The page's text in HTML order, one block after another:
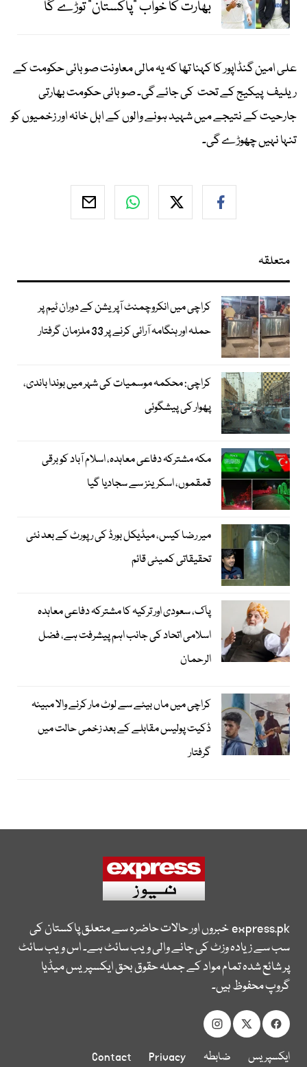
بھارت کا خواب "پاکستان" توڑے گا
علی امین گنڈاپور کا کہنا تھا کہ یہ مالی معاونت صوبائی حکومت کے
ریلیف پیکیج کے تحت کی جائے گی۔ صوبائی حکومت بھارتی
جارحیت کے نتیجے میں شہید ہونے والوں کے اہل خانہ اور زخمیوں کو
تنہا نہیں چھوڑے گی۔
متعلقہ
کراچی میں انکروچمنٹ آپریشن کے دوران ٹیم پر
حملہ اور ہنگامہ آرائی کرنے پر 33 ملزمان گرفتار
کراچی: محکمہ موسمیات کی شہر میں بوندا باندی،
پھوار کی پیشگوئی
مکہ مشترکہ دفاعی معاہدہ، اسلام آباد کو برقی
قمقموں، اسکرینز سے سجادیا گیا
میر رضا کیس، میڈیکل بورڈ کی رپورٹ کے بعد نئی
تحقیقاتی کمیٹی قائم
پاک، سعودی اور ترکیہ کا مشترکہ دفاعی معاہدہ
اسلامی اتحاد کی جانب اہم پیشرفت ہے، فضل
الرحمان
کراچی میں ماں بیٹے سے لوٹ مار کرنے والا مبینہ
ڈکیت پولیس مقابلے کے بعد زخمی حالت میں
گرفتار
express.pkخبروں اور حالات حاضرہ سے متعلق پاکستان کی
سب سے زیادہ وزٹ کی جانے والی ویب سائٹ ہے۔ اس ویب سائٹ
پر شائع شدہ تمام مواد کے جملہ حقوق بحق ایکسپریس میڈیا
گروپ محفوظ ہیں۔
ایکسپریس
ضابطہ
Privacy
Contact